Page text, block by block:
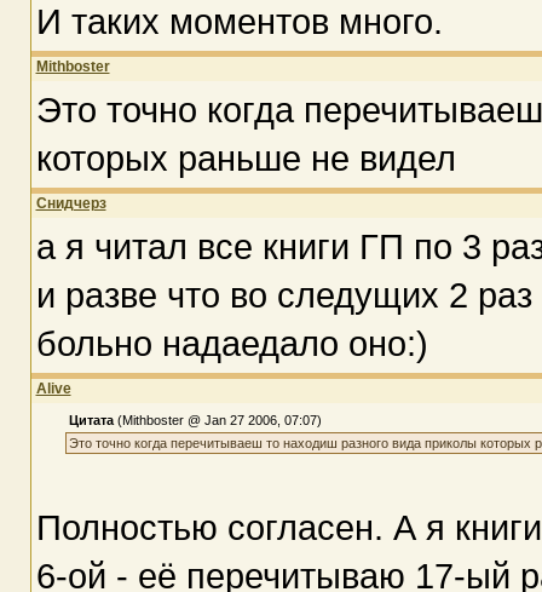
И таких моментов много.
Mithboster
Это точно когда
которых раньше не видел
Снидчерз
а я читал все книги ГП по 3
и разве что во следущих 2
больно надаедало оно:)
Alive
Цитата (Mithboster @ Jan 27 2006, 07:07)
Это точно когда перечитываеш то находиш разного вида приколы которых
Полностью согласен. А я
6-ой - её перечитываю 17-ый